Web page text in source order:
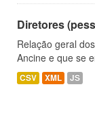
Diretores
Relação geral
Ancine e que se
CSV XML JS